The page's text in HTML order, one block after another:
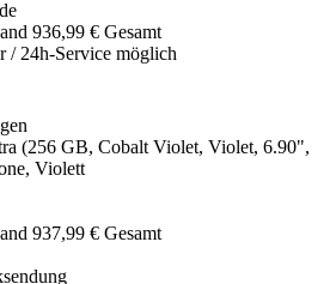
936,99 € Gesamt
/ 24h-Service möglich
(256 GB, Cobalt Violet, Violet, 6.90",
Violett
937,99 € Gesamt